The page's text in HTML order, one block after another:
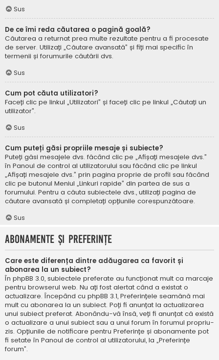
Sus
De ce îmi reda căutarea o pagină goală?
Căutarea a returnat prea multe rezultate pentru a fi procesate
de server. Utilizați „Căutare avansată” și fiți mai specific în
termenii și forumurile căutării dvs.
Sus
Cum pot căuta utilizatori?
Faceți clic pe linkul „Utilizatori” și faceți clic pe linkul „Căutați un
utilizator”.
Sus
Cum puteți găsi propriile mesaje și subiecte?
Puteți găsi mesajele dvs. făcând clic pe „Afișați mesajele dvs.”
în Panoul de control al utilizatorului sau făcând clic pe linkul
„Afișați mesajele dvs.” prin pagina proprie de profil sau făcând
clic pe butonul Meniul „Linkuri rapide” din partea de sus a
forumului. Pentru a căuta subiectele dvs., utilizați pagina de
căutare avansată și completați opțiunile corespunzătoare.
Sus
Abonamente și Preferințe
Care este diferența dintre adăugarea ca favorit și
abonarea la un subiect?
În phpBB 3.0, subiectele preferate au funcționat mult ca marcaje
pentru browserul web. Nu ați fost alertat când a existat o
actualizare. Începând cu phpBB 3.1, Preferințele seamănă mai
mult cu abonarea la un subiect. Poți fi anunțat la actualizarea
unui subiect preferat. Abonându-vă însă, veți fi anunțat că există
o actualizare a unui subiect sau a unui forum în forumul propriu-
zis. Opțiunile de notificare pentru Preferințe și abonamente pot
fi setate în Panoul de control al utilizatorului, la „Preferințe
forum”.